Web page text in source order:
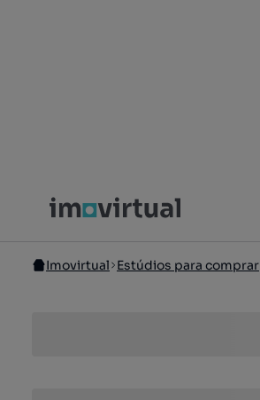
Imovirtual Estúdios para comprar